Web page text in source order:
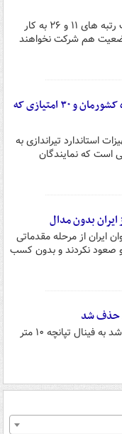
تیراندازان تفنگ با کسب رتبه های ۱۱ و ۲۶ به کار
وضعیت هم شرکت نخواهند
نقص فنی سلاح نماینده کشورمان و ۳۰ امتیازی که
استاندارد تیراندازی به
است که نمایندگان
ایران بدون مدال
ایران از مرحله مقدماتی
صعود نکردند و بدون کسب
حذف شد
سجاد پورحسینی موفق شد به فینال تپانچه ۱۰ متر